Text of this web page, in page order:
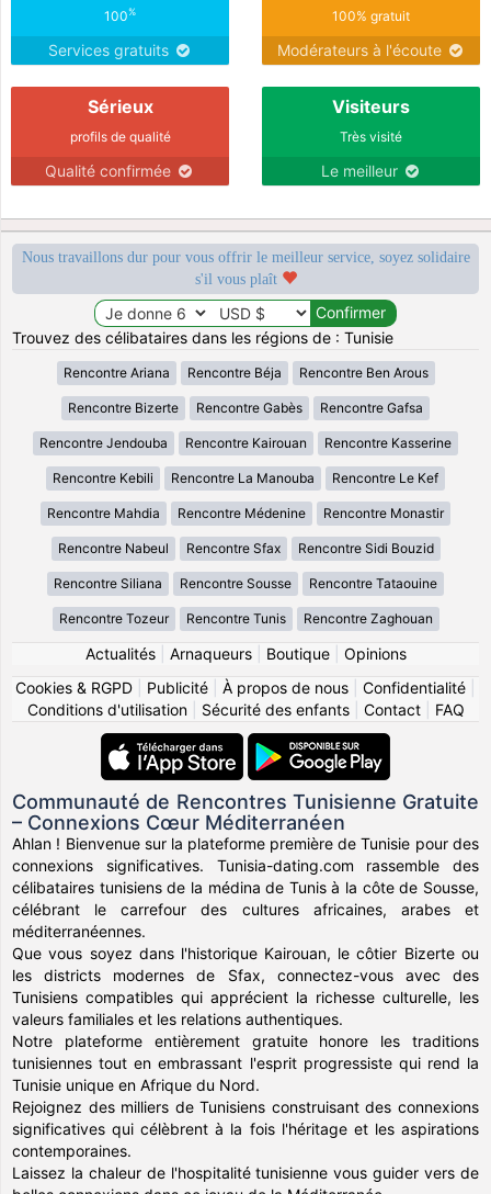
100%
Services gratuits
100% gratuit
Modérateurs à l'écoute
Sérieux
profils de qualité
Qualité confirmée
Visiteurs
Très visité
Le meilleur
Nous travaillons dur pour vous offrir le meilleur service, soyez solidaire
s'il vous plaît
Trouvez des célibataires dans les régions de : Tunisie
Rencontre Ariana Rencontre Béja Rencontre Ben Arous
Rencontre Bizerte Rencontre Gabès Rencontre Gafsa
Rencontre Jendouba Rencontre Kairouan Rencontre Kasserine
Rencontre Kebili Rencontre La Manouba Rencontre Le Kef
Rencontre Mahdia Rencontre Médenine Rencontre Monastir
Rencontre Nabeul Rencontre Sfax Rencontre Sidi Bouzid
Rencontre Siliana Rencontre Sousse Rencontre Tataouine
Rencontre Tozeur Rencontre Tunis Rencontre Zaghouan
Actualités| Arnaqueurs| Boutique| Opinions
Cookies & RGPD
Publicité À propos de nous Confidentialité
Conditions d'utilisation| Sécurité des enfants| Contact| FAQ
Communauté de Rencontres Tunisienne Gratuite
– Connexions Cœur Méditerranéen
Ahlan ! Bienvenue sur la plateforme première de Tunisie pour des
connexions significatives. Tunisia-dating.com rassemble des
célibataires tunisiens de la médina de Tunis à la côte de Sousse,
célébrant le carrefour des cultures africaines, arabes et
méditerranéennes.
Que vous soyez dans l'historique Kairouan, le côtier Bizerte ou
les districts modernes de Sfax, connectez-vous avec des
Tunisiens compatibles qui apprécient la richesse culturelle, les
valeurs familiales et les relations authentiques.
Notre plateforme entièrement gratuite honore les traditions
tunisiennes tout en embrassant l'esprit progressiste qui rend la
Tunisie unique en Afrique du Nord.
Rejoignez des milliers de Tunisiens construisant des connexions
significatives qui célèbrent à la fois l'héritage et les aspirations
contemporaines.
Laissez la chaleur de l'hospitalité tunisienne vous guider vers de